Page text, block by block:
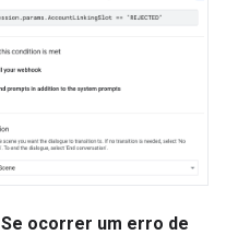
Se ocorrer um erro de